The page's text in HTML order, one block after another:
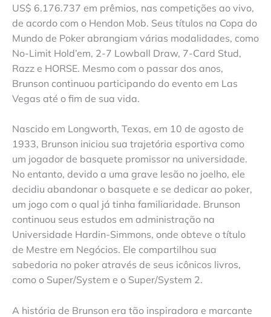
US$ 6.176.737 em prêmios, nas competições ao vivo,
de acordo com o Hendon Mob. Seus títulos na Copa do
Mundo de Poker abrangiam várias modalidades, como
No-Limit Hold’em, 2-7 Lowball Draw, 7-Card Stud,
Razz e HORSE. Mesmo com o passar dos anos,
Brunson continuou participando do evento em Las
Vegas até o fim de sua vida.
Nascido em Longworth, Texas, em 10 de agosto de
1933, Brunson iniciou sua trajetória esportiva como
um jogador de basquete promissor na universidade.
No entanto, devido a uma grave lesão no joelho, ele
decidiu abandonar o basquete e se dedicar ao poker,
um jogo com o qual já tinha familiaridade. Brunson
continuou seus estudos em administração na
Universidade Hardin-Simmons, onde obteve o título
de Mestre em Negócios. Ele compartilhou sua
sabedoria no poker através de seus icônicos livros,
como o Super/System e o Super/System 2.
A história de Brunson era tão inspiradora e marcante